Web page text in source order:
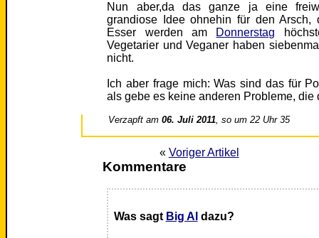
Nun aber,da das ganze ja eine
grandiose Idee ohnehin für den Arsch,
Esser werden am Donnerstag
Vegetarier und Veganer haben
nicht.
Ich aber frage mich: Was sind das für
als gebe es keine anderen Probleme, die
Verzapft am06. Juli 2011, so um 22 Uhr 35
« Voriger Artikel
Kommentare
Was sagt Big Al dazu?